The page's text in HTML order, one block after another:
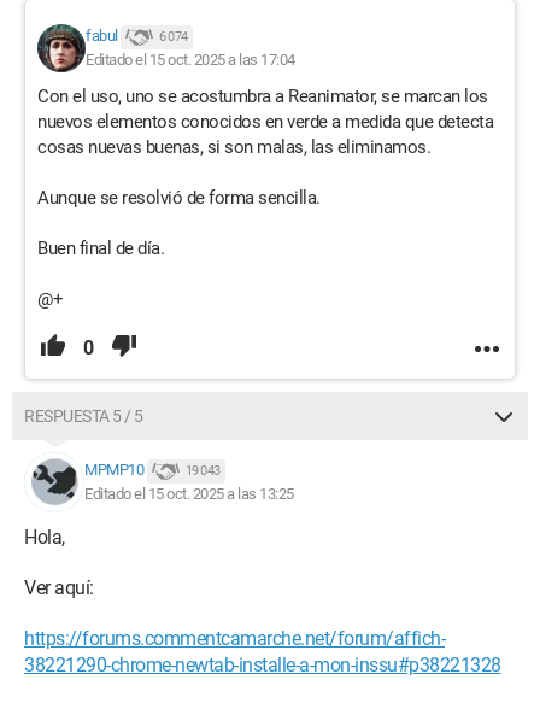
fabul 6 074
Editado el 15 oct. 2025 a las 17:04
Con el uso, uno se acostumbra a Reanimator, se marcan los
nuevos elementos conocidos en verde a medida que detecta
cosas nuevas buenas, si son malas, las eliminamos.
Aunque se resolvió de forma sencilla.
Buen final de día.
@+
0
RESPUESTA 5 / 5
MPMP10 19 043
Editado el 15 oct. 2025 a las 13:25
Hola,
Ver aquí:
https://forums.commentcamarche.net/forum/affich-
38221290-chrome-newtab-installe-a-mon-inssu#p38221328